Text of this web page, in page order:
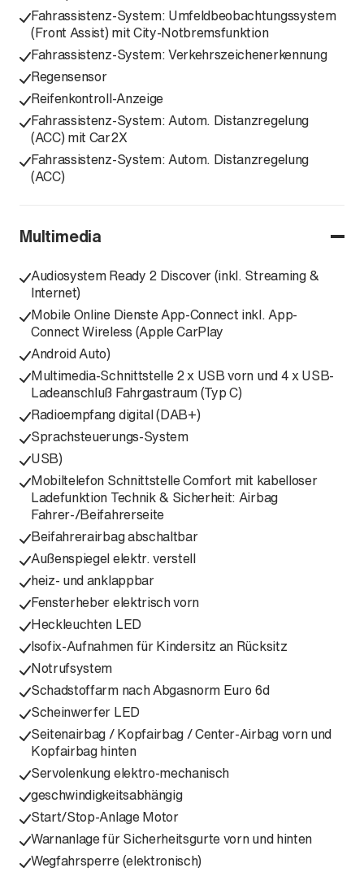
Fahrassistenz-System: Umfeldbeobachtungssystem
(Front Assist) mit City-Notbremsfunktion
Fahrassistenz-System: Verkehrszeichenerkennung
Regensensor
Reifenkontroll-Anzeige
Fahrassistenz-System: Autom. Distanzregelung
(ACC) mit Car2X
Fahrassistenz-System: Autom. Distanzregelung
(ACC)
Multimedia
Audiosystem Ready 2 Discover (inkl. Streaming &
Internet)
Mobile Online Dienste App-Connect inkl. App-
Connect Wireless (Apple CarPlay
Android Auto)
Multimedia-Schnittstelle 2 x USB vorn und 4 x USB-
Ladeanschluß Fahrgastraum (Typ C)
Radioempfang digital (DAB+)
Sprachsteuerungs-System
USB)
Mobiltelefon Schnittstelle Comfort mit kabelloser
Ladefunktion Technik & Sicherheit: Airbag
Fahrer-/Beifahrerseite
Beifahrerairbag abschaltbar
Außenspiegel elektr. verstell
heiz- und anklappbar
Fensterheber elektrisch vorn
Heckleuchten LED
Isofix-Aufnahmen für Kindersitz an Rücksitz
Notrufsystem
Schadstoffarm nach Abgasnorm Euro 6d
Scheinwerfer LED
Seitenairbag / Kopfairbag / Center-Airbag vorn und
Kopfairbag hinten
Servolenkung elektro-mechanisch
geschwindigkeitsabhängig
Start/Stop-Anlage Motor
Warnanlage für Sicherheitsgurte vorn und hinten
Wegfahrsperre (elektronisch)